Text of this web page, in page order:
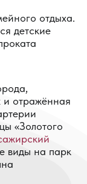
отдыха.
детские
и отражённая
«Золотого
виды на парк